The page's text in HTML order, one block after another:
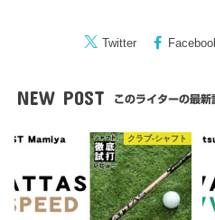
Twitter
NEW POST このライターの最新
クラブ-シャフト